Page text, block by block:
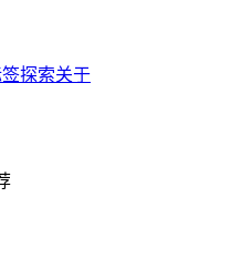
探索关于